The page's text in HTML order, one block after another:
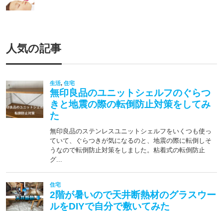
人気の記事